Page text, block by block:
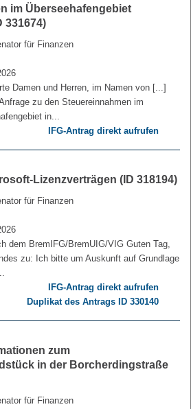
im Überseehafengebiet
331674)
für Finanzen
Damen und Herren, im Namen von [...]
zu den Steuereinnahmen im
in...
IFG-Antrag direkt aufrufen
Lizenzverträgen (ID 318194)
für Finanzen
dem BremIFG/BremUIG/VIG Guten Tag,
zu: Ich bitte um Auskunft auf Grundlage
IFG-Antrag direkt aufrufen
Duplikat des Antrags ID 330140
zum
in der Borcherdingstraße
für Finanzen